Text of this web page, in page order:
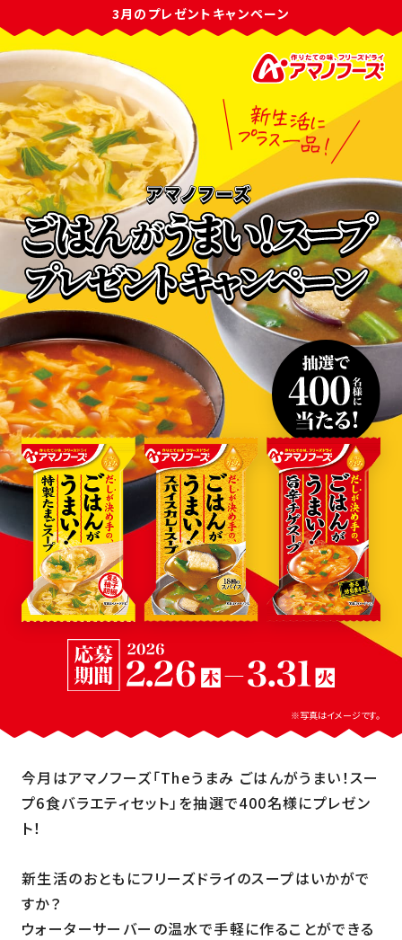
3月のプレゼントキャンペーン
※写真はイメージです。
今月はアマノフーズ「Theうまみ ごはんがうまい！スー
プ6食バラエティセット」を抽選で400名様にプレゼン
ト！
新生活のおともにフリーズドライのスープはいかがで
すか？
ウォーターサーバーの温水で手軽に作ることができる